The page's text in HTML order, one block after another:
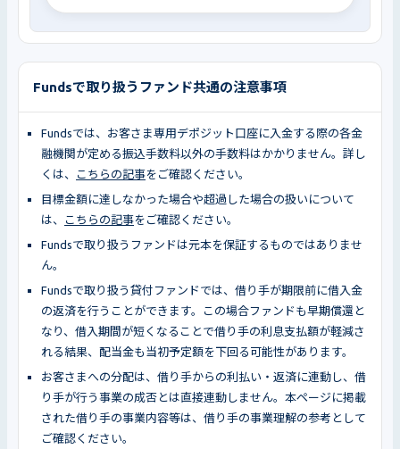
Fundsで取り扱うファンド共通の注意事項
Fundsでは、お客さま専用デポジット口座に入金する際の各金
融機関が定める振込手数料以外の手数料はかかりません。詳し
くは、
こちらの記事をご確認ください。
目標金額に達しなかった場合や超過した場合の扱いについて
は、
こちらの記事をご確認ください。
Fundsで取り扱うファンドは元本を保証するものではありませ
ん。
Fundsで取り扱う貸付ファンドでは、借り手が期限前に借入金
の返済を行うことができます。この場合ファンドも早期償還と
なり、借入期間が短くなることで借り手の利息支払額が軽減さ
れる結果、配当金も当初予定額を下回る可能性があります。
お客さまへの分配は、借り手からの利払い・返済に連動し、借
り手が行う事業の成否とは直接連動しません。本ページに掲載
された借り手の事業内容等は、借り手の事業理解の参考として
ご確認ください。